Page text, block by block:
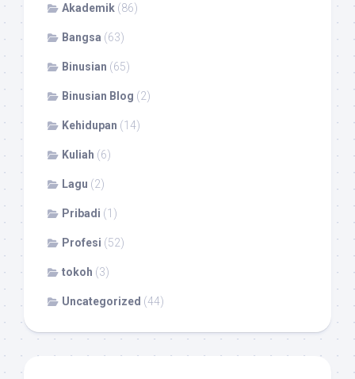
Akademik (86)
Bangsa (63)
Binusian (65)
Binusian Blog (2)
Kehidupan (14)
Kuliah (6)
Lagu (2)
Pribadi (1)
Profesi (52)
tokoh (3)
Uncategorized (44)